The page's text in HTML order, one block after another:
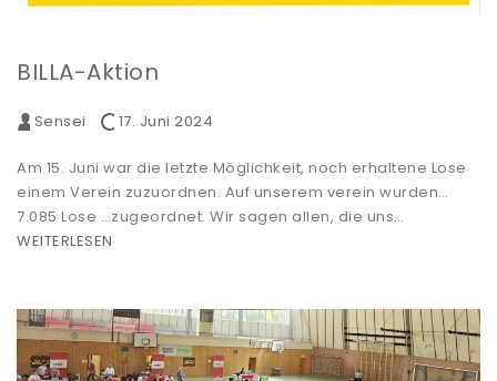
BILLA-Aktion
Sensei 17. Juni 2024
Am 15. Juni war die letzte Möglichkeit, noch erhaltene Lose
einem Verein zuzuordnen. Auf unserem verein wurden…
7.085 Lose …zugeordnet. Wir sagen allen, die uns…
WEITERLESEN